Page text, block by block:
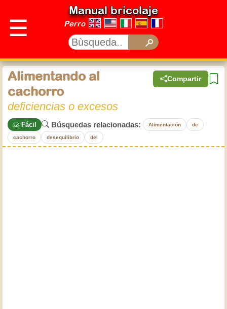
☰
Manual bricolaje
Perro
Compartir
Alimentando al
cachorro
deficiencias o excesos
Fácil Búsquedas relacionadas: Alimentación de
cachorro desequilibrio del